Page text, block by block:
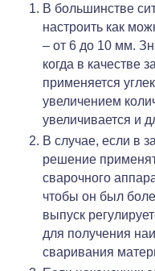
В большинстве
настроить как
– от 6 до 10 мм.
когда в качестве
применяется
увеличением
увеличивается и
В случае, если в
решение
сварочного
чтобы он был
выпуск
для получения
сваривания